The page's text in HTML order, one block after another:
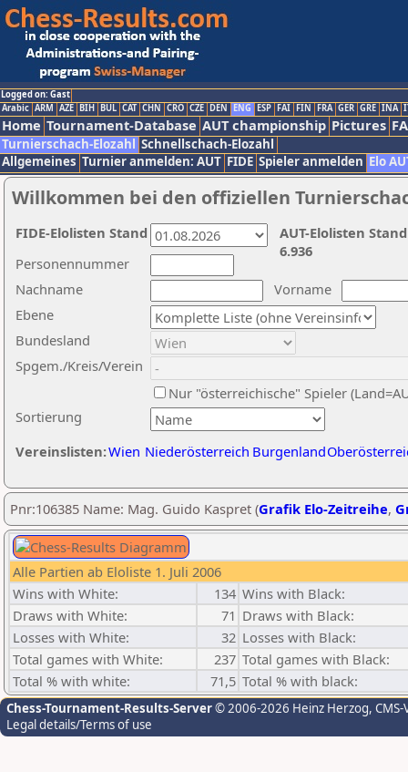
Logged on: Gast
Arabic ARM AZE BIH BUL CAT CHN CRO CZE DEN ENG ESP FAI FIN FRA GER GRE INA
Home Tournament-Database AUT championship Pictures
Turnierschach-Elozahl Schnellschach-Elozahl
Allgemeines Turnier anmelden: AUT FIDE Spieler anmelden Elo
Willkommen bei den offiziellen
Nachname
Vorname
Ebene
Sortierung
Personennummer
Bundesland
Spgem./Kreis/Verein
Nur "österreichische" Spieler
Vereinslisten:Wien Niederösterreich Burgenland
AUT-Elolisten
6.936
FIDE-Elolisten Stand
Pnr:106385 Name: Mag. Guido Kaspret (Grafik Elo-Zeitreihe,
Alle Partien ab Eloliste 1. Juli 2006
Wins with White:
134 Wins with Black:
Draws with White:
71 Draws with Black:
Losses with White:
32 Losses with Black:
Total games with White:
237 Total games with Black:
Total % with white:
71,5 Total % with black:
Chess-Tournament-Results-Server© 2006-2026 Heinz Herzog,
Legal details/Terms of use